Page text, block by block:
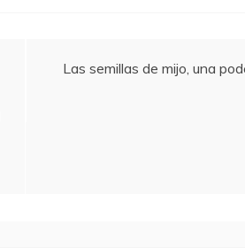
Las semillas de mijo, una